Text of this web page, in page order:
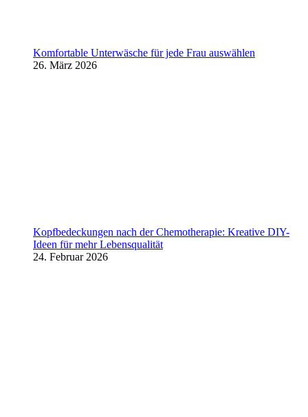
Komfortable Unterwäsche für jede Frau auswählen
26. März 2026
Kopfbedeckungen nach der Chemotherapie: Kreative DIY-
Ideen für mehr Lebensqualität
24. Februar 2026